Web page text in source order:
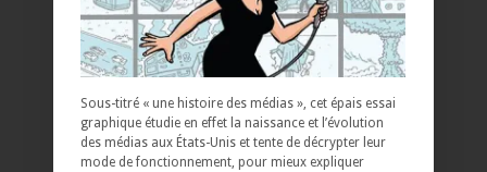
Sous-titré « une histoire des médias », cet épais essai
graphique étudie en effet la naissance et l’évolution
des médias aux États-Unis et tente de décrypter leur
mode de fonctionnement, pour mieux expliquer